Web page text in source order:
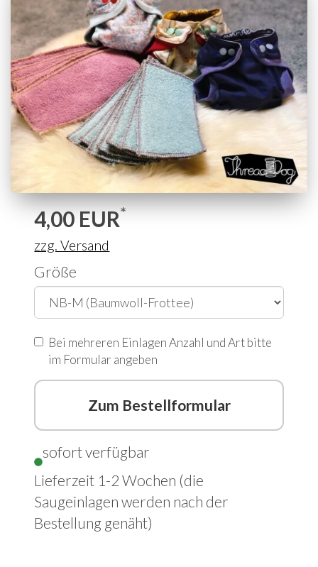
4,00 EUR*
zzg. Versand
Größe
Bei mehreren Einlagen Anzahl und Art bitte
im Formular angeben
Zum Bestellformular
sofort verfügbar
Lieferzeit 1-2 Wochen (die
Saugeinlagen werden nach der
Bestellung genäht)